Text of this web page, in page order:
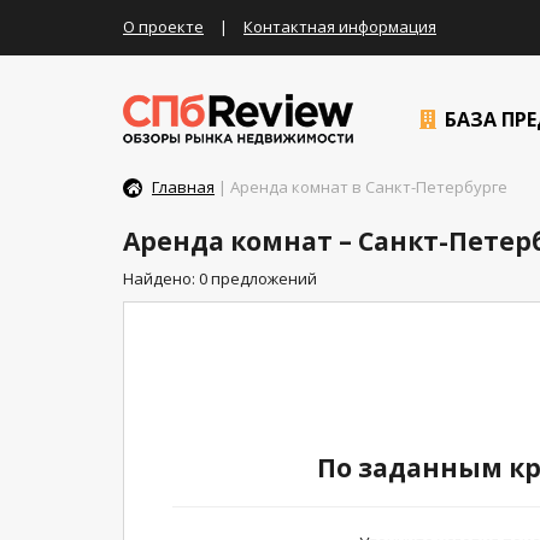
О проекте | Контактная информация
БАЗА
Главная | Аренда комнат в Санкт-Петербурге
Аренда комнат – Санкт-
Найдено: 0 предложений
По заданным